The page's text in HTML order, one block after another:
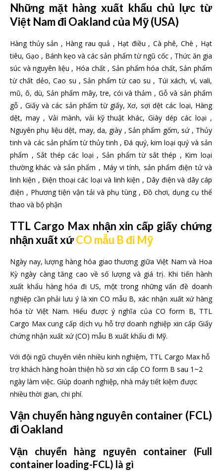
Những mặt hàng xuất khẩu chủ lực từ
Việt Nam đi Oakland của Mỹ (USA)
Hàng thủy sản , Hàng rau quả , Hạt điều , Cà phê, Chè , Hạt
tiêu, Gạo , Bánh kẹo và các sản phẩm từ ngũ cốc , Thức ăn gia
súc và nguyên liệu , Hóa chất , Sản phẩm hóa chất, Sản phẩm
từ chất dẻo, Cao su , Sản phẩm từ cao su , Túi xách, ví, vali,
mũ, ô, dù, Sản phẩm mây, tre, cói và thảm , Gỗ và sản phẩm
gỗ , Giấy và các sản phẩm từ giấy, Xơ, sợi dệt các loại, Hàng
dệt, may , Vải mành, vải kỹ thuật khác, Giày dép các loại ,
Nguyên phụ liệu dệt, may, da, giày , Sản phẩm gốm, sứ , Thủy
tinh và các sản phẩm từ thủy tinh , Đá quý, kim loại quý và sản
phẩm , Sắt thép các loại , Sản phẩm từ sắt thép , Kim loại
thường khác và sản phẩm , Máy vi tính, sản phẩm điện tử và
linh kiện , Điện thoại các loại và linh kiện , Dây điện và dây cáp
điện , Phương tiện vận tải và phụ tùng , Đồ chơi, dụng cụ thể
thao và bộ phận
TTL Cargo Max nhận xin cấp giấy chứng
nhận xuất xứCO mẫu B đi Mỹ
Ngày nay, lượng hàng hóa giao thương giữa Việt Nam và Hoa
Kỳ ngày càng tăng cao về số lượng và giá trị. Khi tiến hành
xuất khẩu hàng hóa đi US, một trong những vấn đề doanh
nghiệp cần phải lưu ý là xin CO mẫu B, xác nhận xuất xứ hàng
hóa từ Việt Nam. Hiểu được ý nghĩa của CO form B, TTL
Cargo Max cung cấp dịch vụ hỗ trợ doanh nghiệp xin cấp Giấy
chứng nhận xuất xứ (CO) mẫu B xuất khẩu đi Mỹ.
Với đội ngũ chuyên viên nhiều kinh nghiệm, TTL Cargo Max hỗ
trợ khách hàng hoàn thiện hồ sơ xin cấp CO form B sau 1~2
ngày làm việc. Giúp doanh nghiệp, nhà máy tiết kiệm được
nhiều thời gian, chi phí.
Vận chuyển hàng nguyên container (FCL)
đi Oakland
Vận chuyển hàng nguyên container (Full
container loading-FCL) là gì